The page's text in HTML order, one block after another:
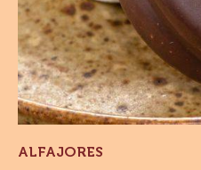
ALFAJORES